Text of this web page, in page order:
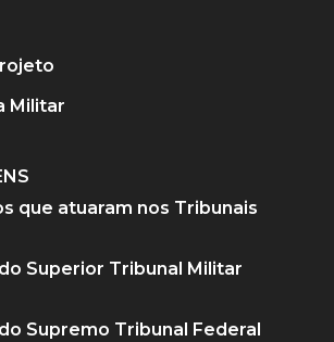
Militar
que atuaram nos Tribunais
Superior Tribunal Militar
Supremo Tribunal Federal